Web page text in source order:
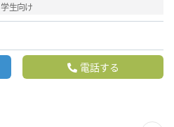
学生向け
電話する